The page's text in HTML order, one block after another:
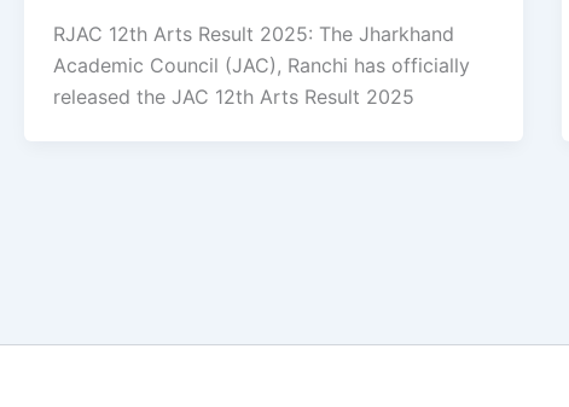
RJAC 12th Arts Result 2025: The Jharkhand
Academic Council (JAC), Ranchi has officially
released the JAC 12th Arts Result 2025